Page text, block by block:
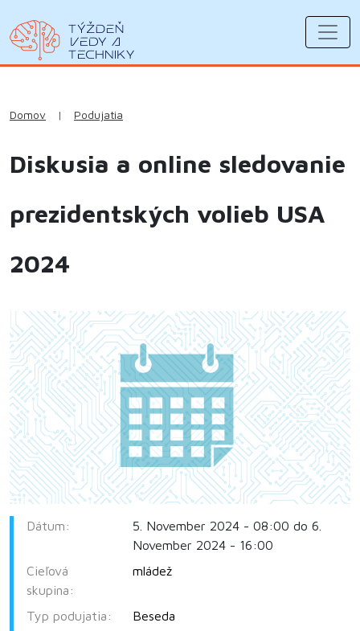
Domov | Podujatia
Diskusia a online sledovanie
prezidentských volieb USA
2024
Dátum:
5. November 2024 - 08:00 do 6.
November 2024 - 16:00
Cieľová
skupina:
mládež
Typ podujatia:
Beseda